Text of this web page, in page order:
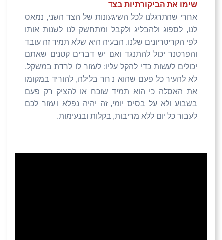
שימו את הביקורתיות בצד
אחרי שהתרגלנו לכל השיגעונות של הצד השני, נמאס
לנו, לספוג ולהבליג ולקבל ומתחשק לנו לשנות אותו
לפי הקריטריונים שלנו. הבעיה היא שלא תמיד זה עובד
והפרטנר יכול להתנגד ואם יש דברים קטנים שאתם
יכולים לעשות כדי להקל עליו: לעזור לו לרדת במשקל,
לא להעיר כל פעם שהוא נוחר בלילה, להוריד במקומו
את האסלה כי הוא תמיד שוכח או להציק רק פעם
בשבוע ולא על בסיס יומי, זה יהיה נפלא ויעזור לכם
לעבור כל יום ללא מריבות, בקלות ובנעימות.